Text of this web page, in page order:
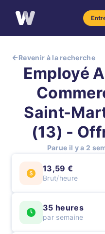
Revenir à la recherche
Employé
Saint-
(13) -
Parue il y a 2
13,59 €
Brut/heure
35 heures
par semaine